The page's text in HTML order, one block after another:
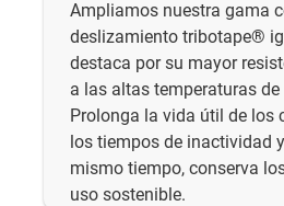
Ampliamos nuestra gama
deslizamiento tribotape®
destaca por su mayor
a las altas temperaturas de
Prolonga la vida útil de los
los tiempos de inactividad
mismo tiempo, conserva
uso sostenible.